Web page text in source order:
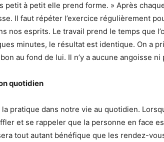
petit à petit elle prend forme. » Après
Il faut répéter l’exercice régulièrement
nos esprits. Le travail prend le temps que
minutes, le résultat est identique. On a
au fond de lui. Il n’y a aucune angoisse ni
quotidien
pratique dans notre vie au quotidien.
et se rappeler que la personne en face
tout autant bénéfique que les rendez-